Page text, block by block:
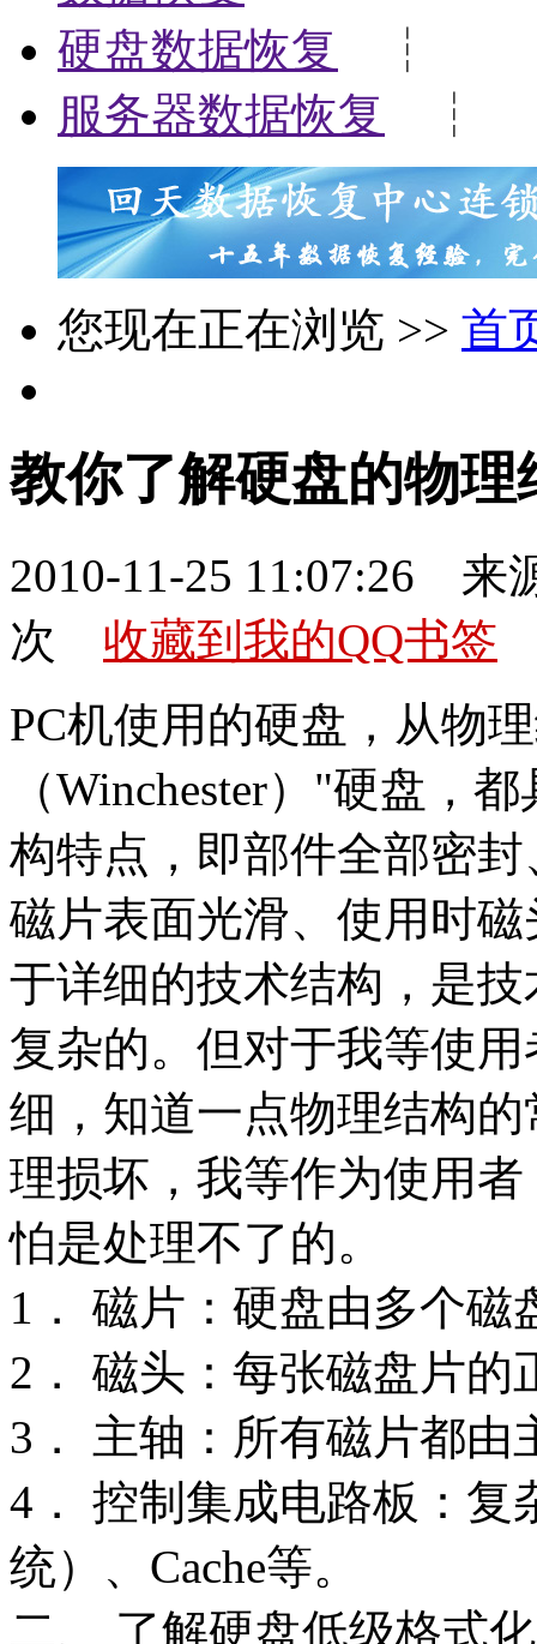
硬盘数据恢复
┆
服务器数据恢复
┆
您现在正在浏览 >> 首
教你了解硬盘的物理
2010-11-25 11:07:26 来
次 收藏到我的QQ书签
PC机使用的硬盘，从物
（Winchester）"硬盘，
构特点，即部件全部密
磁片表面光滑、使用时
于详细的技术结构，是
复杂的。但对于我等使
细，知道一点物理结构
理损坏，我等作为使用
怕是处理不了的。
1． 磁片：硬盘由多个
2． 磁头：每张磁盘片的
3． 主轴：所有磁片都由
4． 控制集成电路板：复
统）、Cache等。
二、 了解硬盘低级格式